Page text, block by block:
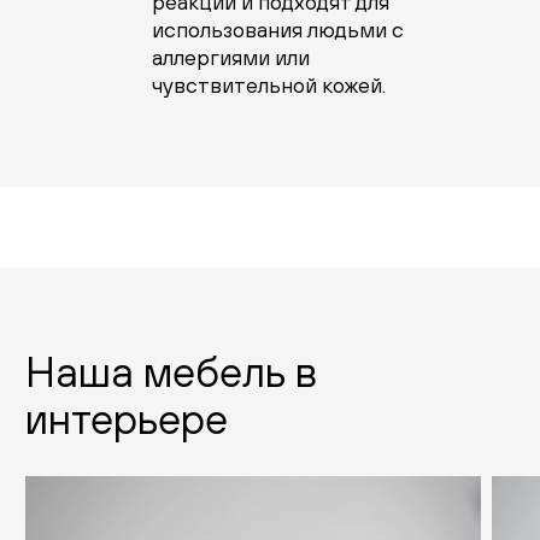
использования людьми с
аллергиями или
чувствительной кожей.
Наша мебель в
интерьере